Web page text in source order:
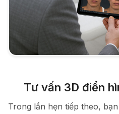
Tư vấn 3D điển
Trong lần hẹn tiếp theo,